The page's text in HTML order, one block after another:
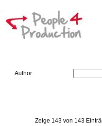
Author:
Zeige 143 von 143